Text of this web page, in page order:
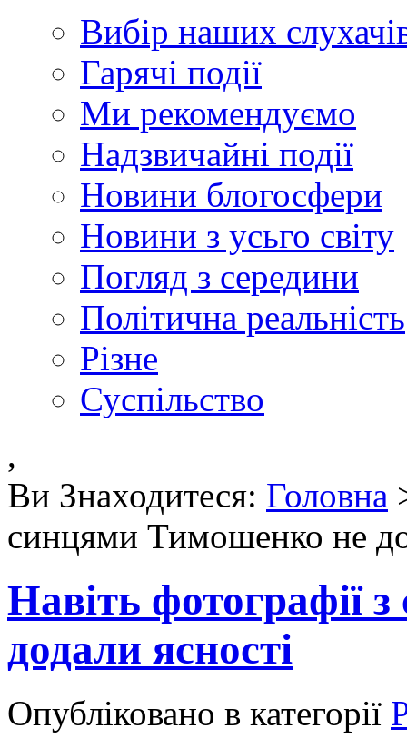
Вибір наших
Гарячі події
Ми рекомендуємо
Надзвичайні події
Новини блогосфери
Новини з усьго світу
Погляд з середини
Політична реальність
Різне
Суспільство
,
Ви Знаходитеся: Головна
синцями Тимошенко не
Навіть фотографії
додали ясності
Опубліковано в категорії